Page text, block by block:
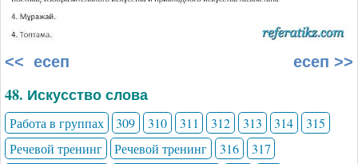
<< есеп есеп >>
48. Искусство слова
Работа в группах 309 310 311 312 313 314
315
Речевой тренинг
Речевой тренинг 316
317